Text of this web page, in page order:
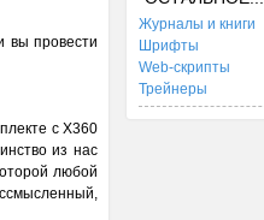
вы провести
с X360
из нас
любой
Журналы и книги
Шрифты
Web-скрипты
Трейнеры